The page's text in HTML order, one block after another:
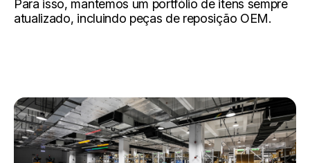
Para isso, mantemos um portfólio de itens sempre
atualizado, incluindo peças de reposição OEM.